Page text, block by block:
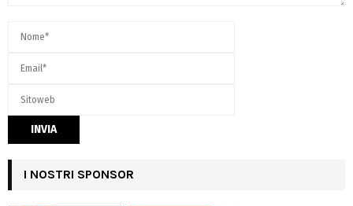
I NOSTRI SPONSOR